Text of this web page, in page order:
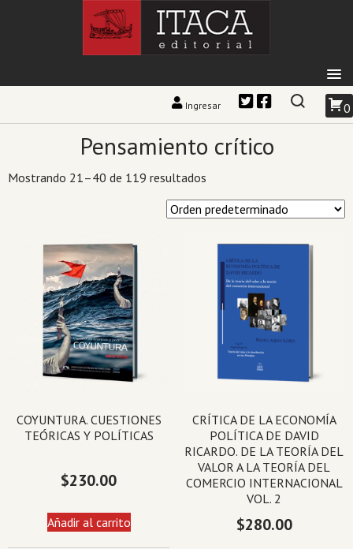
Ingresar 0
Pensamiento crítico
Mostrando 21–40 de 119 resultados
COYUNTURA. CUESTIONES
TEÓRICAS Y POLÍTICAS
$230.00
Añadir al carrito
CRÍTICA DE LA ECONOMÍA
POLÍTICA DE DAVID
RICARDO. DE LA TEORÍA DEL
VALOR A LA TEORÍA DEL
COMERCIO INTERNACIONAL
VOL. 2
$280.00